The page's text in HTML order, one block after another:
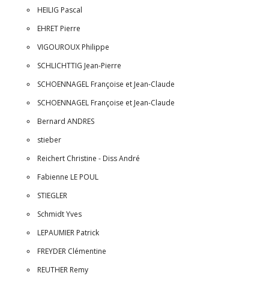
HEILIG Pascal
EHRET Pierre
VIGOUROUX Philippe
SCHLICHTTIG Jean-Pierre
SCHOENNAGEL Françoise et Jean-Claude
SCHOENNAGEL Françoise et Jean-Claude
Bernard ANDRES
stieber
Reichert Christine - Diss André
Fabienne LE POUL
STIEGLER
Schmidt Yves
LEPAUMIER Patrick
FREYDER Clémentine
REUTHER Remy